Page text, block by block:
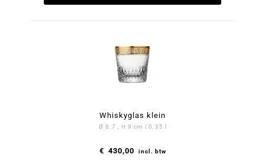
Whiskyglas klein
Ø 8.7 , H 9 cm | 0.35 l
€ 430,00 incl. btw